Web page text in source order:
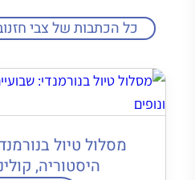
מסלול טיול
היסטוריה,